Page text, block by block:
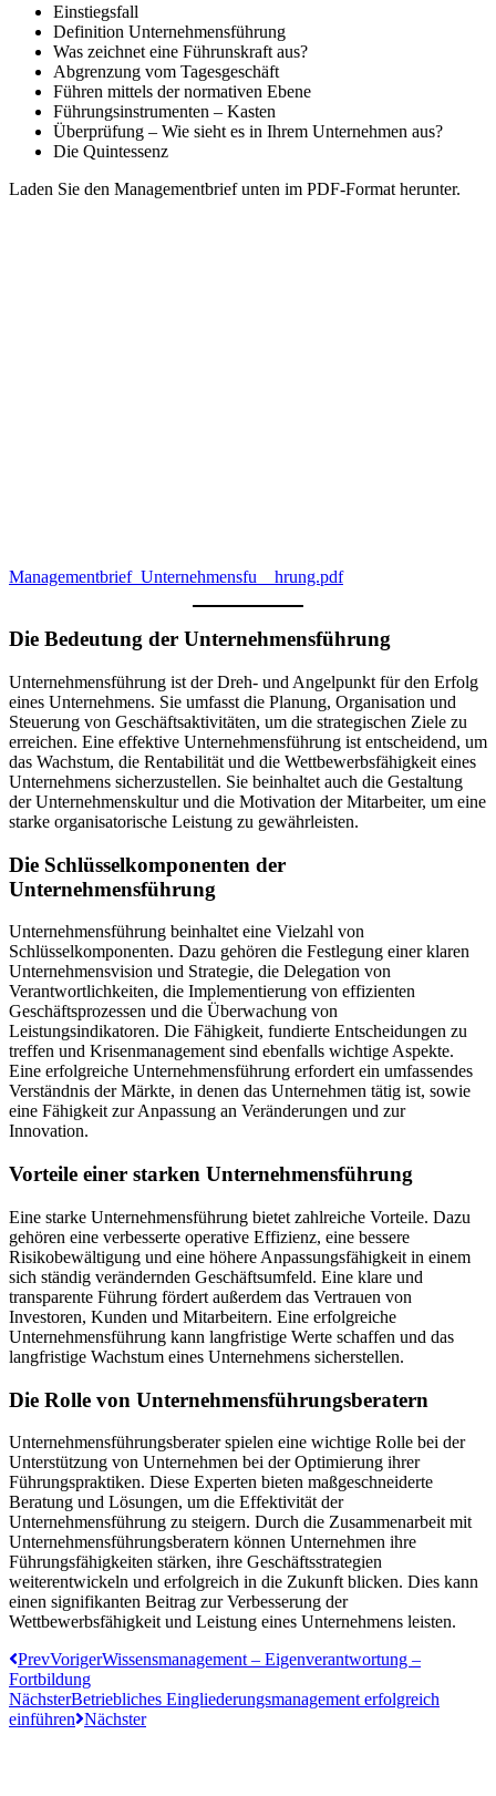
Einstiegsfall
Definition Unternehmensführung
Was zeichnet eine Führunskraft aus?
Abgrenzung vom Tagesgeschäft
Führen mittels der normativen Ebene
Führungsinstrumenten – Kasten
Überprüfung – Wie sieht es in Ihrem Unternehmen aus?
Die Quintessenz
Laden Sie den Managementbrief unten im PDF-Format herunter.
Managementbrief_Unternehmensfu__hrung.pdf
Die Bedeutung der Unternehmensführung
Unternehmensführung ist der Dreh- und Angelpunkt für den Erfolg
eines Unternehmens. Sie umfasst die Planung, Organisation und
Steuerung von Geschäftsaktivitäten, um die strategischen Ziele zu
erreichen. Eine effektive Unternehmensführung ist entscheidend, um
das Wachstum, die Rentabilität und die Wettbewerbsfähigkeit eines
Unternehmens sicherzustellen. Sie beinhaltet auch die Gestaltung
der Unternehmenskultur und die Motivation der Mitarbeiter, um eine
starke organisatorische Leistung zu gewährleisten.
Die Schlüsselkomponenten der
Unternehmensführung
Unternehmensführung beinhaltet eine Vielzahl von
Schlüsselkomponenten. Dazu gehören die Festlegung einer klaren
Unternehmensvision und Strategie, die Delegation von
Verantwortlichkeiten, die Implementierung von effizienten
Geschäftsprozessen und die Überwachung von
Leistungsindikatoren. Die Fähigkeit, fundierte Entscheidungen zu
treffen und Krisenmanagement sind ebenfalls wichtige Aspekte.
Eine erfolgreiche Unternehmensführung erfordert ein umfassendes
Verständnis der Märkte, in denen das Unternehmen tätig ist, sowie
eine Fähigkeit zur Anpassung an Veränderungen und zur
Innovation.
Vorteile einer starken Unternehmensführung
Eine starke Unternehmensführung bietet zahlreiche Vorteile. Dazu
gehören eine verbesserte operative Effizienz, eine bessere
Risikobewältigung und eine höhere Anpassungsfähigkeit in einem
sich ständig verändernden Geschäftsumfeld. Eine klare und
transparente Führung fördert außerdem das Vertrauen von
Investoren, Kunden und Mitarbeitern. Eine erfolgreiche
Unternehmensführung kann langfristige Werte schaffen und das
langfristige Wachstum eines Unternehmens sicherstellen.
Die Rolle von Unternehmensführungsberatern
Unternehmensführungsberater spielen eine wichtige Rolle bei der
Unterstützung von Unternehmen bei der Optimierung ihrer
Führungspraktiken. Diese Experten bieten maßgeschneiderte
Beratung und Lösungen, um die Effektivität der
Unternehmensführung zu steigern. Durch die Zusammenarbeit mit
Unternehmensführungsberatern können Unternehmen ihre
Führungsfähigkeiten stärken, ihre Geschäftsstrategien
weiterentwickeln und erfolgreich in die Zukunft blicken. Dies kann
einen signifikanten Beitrag zur Verbesserung der
Wettbewerbsfähigkeit und Leistung eines Unternehmens leisten.
PrevVorigerWissensmanagement – Eigenverantwortung –
Fortbildung
NächsterBetriebliches Eingliederungsmanagement erfolgreich
einführen Nächster